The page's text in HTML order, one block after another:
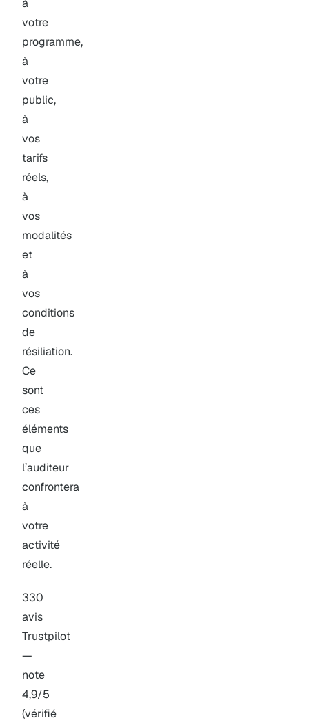
à
votre
programme,
à
votre
public,
à
vos
tarifs
réels,
à
vos
modalités
et
à
vos
conditions
de
résiliation.
Ce
sont
ces
éléments
que
l’auditeur
confrontera
à
votre
activité
réelle.
330
avis
Trustpilot
—
note
4,9/5
(vérifié